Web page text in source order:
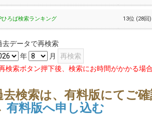
ひろば検索ランキング 13位 (28回)
去データで再検索
年
月
検索ボタン押下後、検索にお時間がかかる場
去検索は、有料版にてご確
有料版へ申し込む